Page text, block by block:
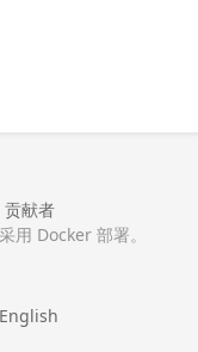
贡献者
用 Docker 部署。
English